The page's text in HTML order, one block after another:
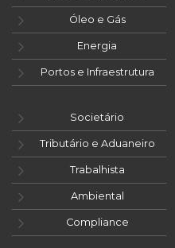
Óleo e Gás
Energia
Portos e Infraestrutura
Societário
Tributário e Aduaneiro
Trabalhista
Ambiental
Compliance